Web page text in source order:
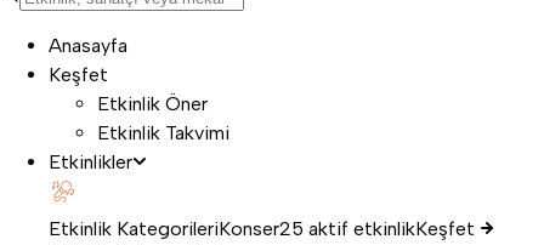
Anasayfa
Keşfet
Etkinlik Öner
Etkinlik Takvimi
Etkinlikler
Etkinlik KategorileriKonser25 aktif etkinlikKeşfet